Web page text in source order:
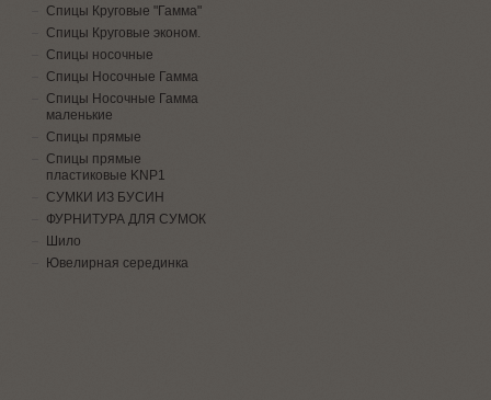
Спицы Круговые "Гамма"
Спицы Круговые эконом.
Спицы носочные
Спицы Носочные Гамма
Спицы Носочные Гамма
маленькие
Спицы прямые
Спицы прямые
пластиковые KNP1
СУМКИ ИЗ БУСИН
ФУРНИТУРА ДЛЯ СУМОК
Шило
Ювелирная серединка